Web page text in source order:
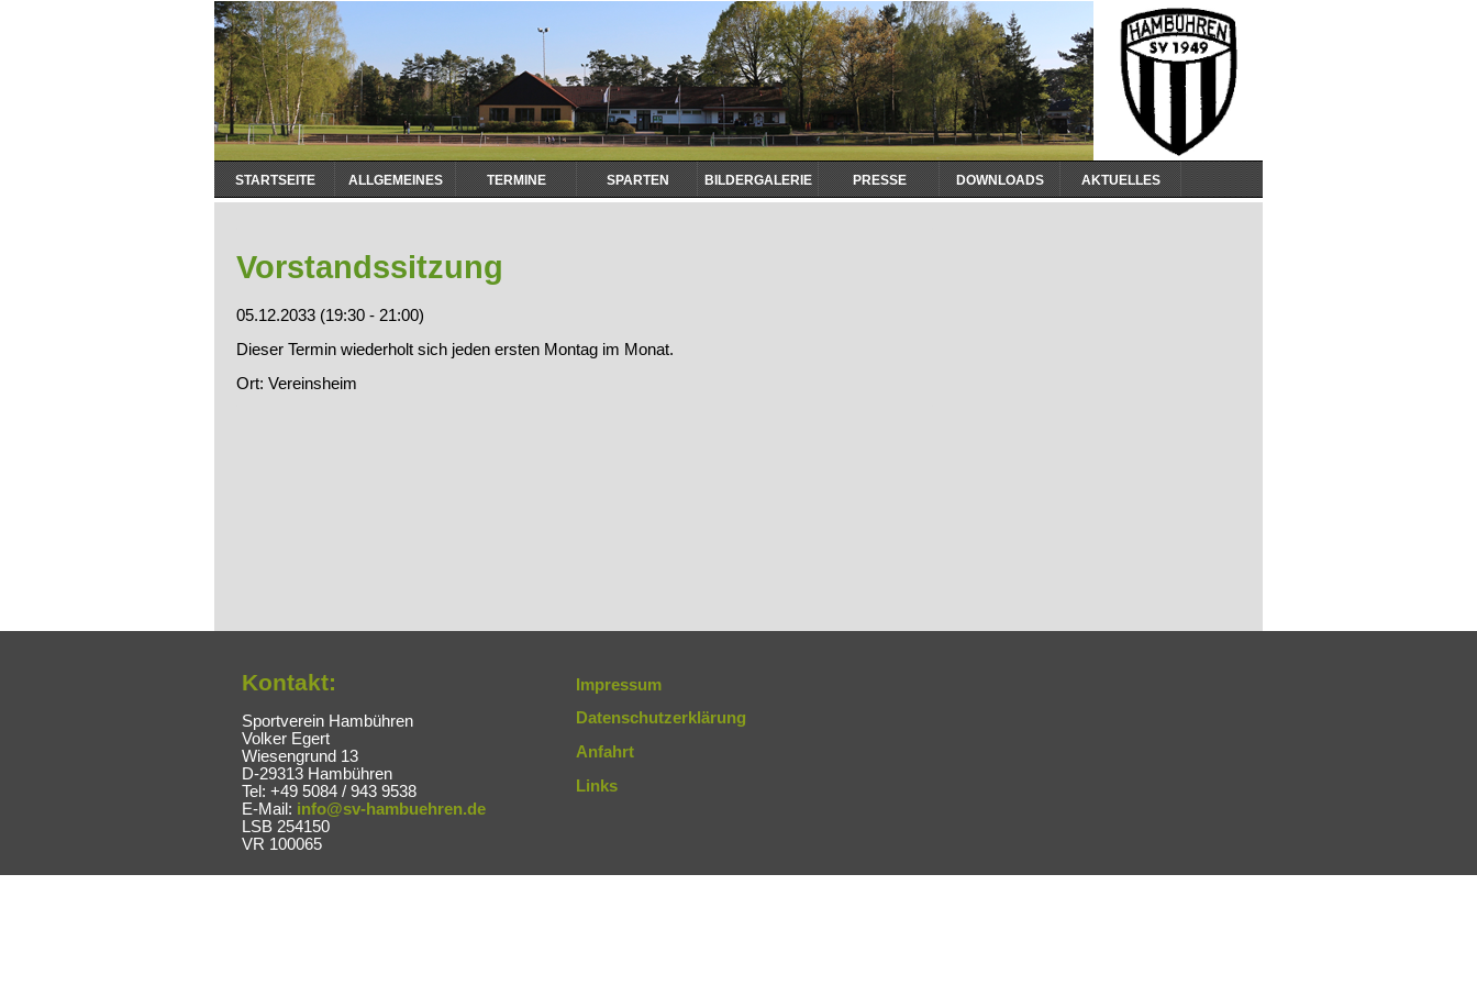
Navigation
überspringen
STARTSEITE ALLGEMEINES TERMINE SPARTEN BILDERGALERIE PRESSE DOWNLOADS AKTUELLES
Vorstandssitzung
05.12.2033 (19:30 - 21:00)
Dieser Termin wiederholt sich jeden ersten Montag im Monat.
Ort: Vereinsheim
Kontakt:
Sportverein Hambühren
Volker Egert
Wiesengrund 13
D-29313 Hambühren
Tel: +49 5084 / 943 9538
E-Mail: info@sv-hambuehren.de
LSB 254150
VR 100065
Impressum
Datenschutzerklärung
Anfahrt
Links